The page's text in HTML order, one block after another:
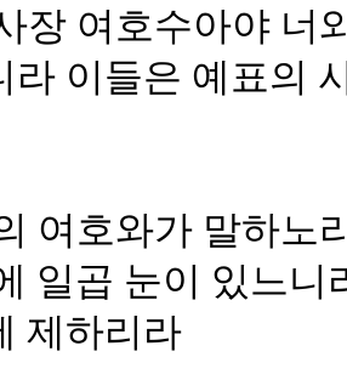
장 여호수아야 너
라 이들은 예표의
여호와가 말하노
일곱 눈이 있느
제하리라